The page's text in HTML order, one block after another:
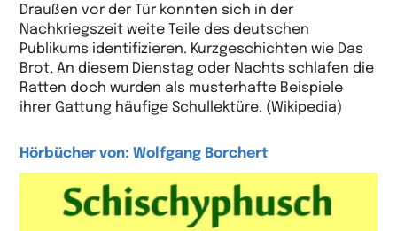
Draußen vor der Tür konnten sich in der
Nachkriegszeit weite Teile des deutschen
Publikums identifizieren. Kurzgeschichten wie Das
Brot, An diesem Dienstag oder Nachts schlafen die
Ratten doch wurden als musterhafte Beispiele
ihrer Gattung häufige Schullektüre. (Wikipedia)
Hörbücher von: Wolfgang Borchert